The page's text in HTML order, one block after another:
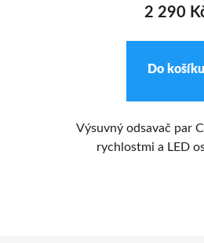
2 290
Do košíku
Výsuvný odsavač par
rychlostmi a LED